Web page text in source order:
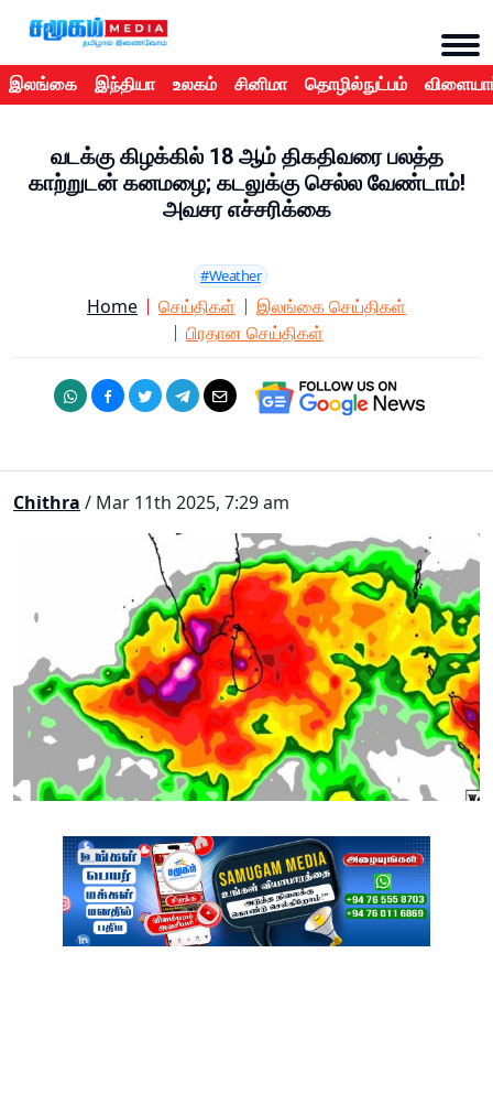
இலங்கை இந்தியா உலகம் சினிமா தொழில்நுட்பம்
வடக்கு கிழக்கில் 18 ஆம் திகதிவரை பலத்த
காற்றுடன் கனமழை; கடலுக்கு செல்ல வேண்டாம்!
அவசர எச்சரிக்கை
#Weather
Home செய்திகள்
இலங்கை செய்திகள்
பிரதான செய்திகள்
Chithra / Mar 11th 2025, 7:29 am